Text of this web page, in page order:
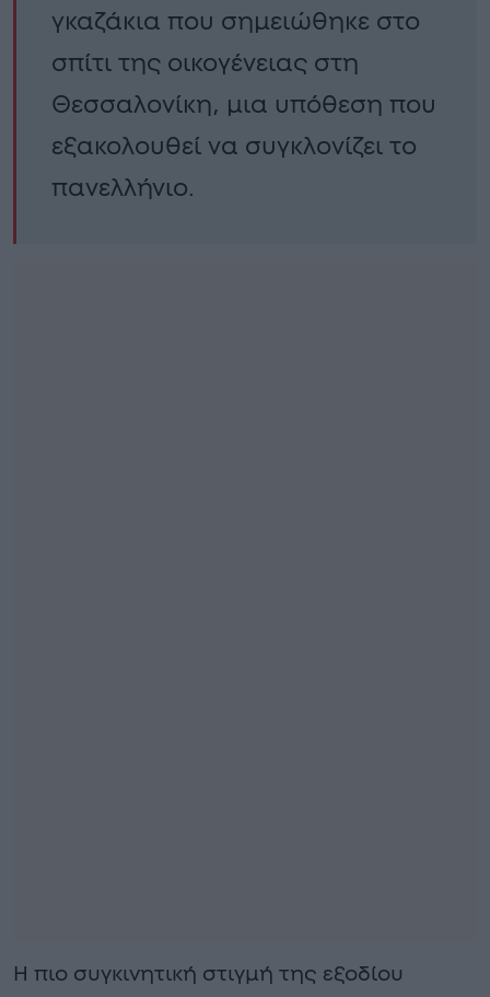
γκαζάκια που σημειώθηκε στο
σπίτι της οικογένειας στη
Θεσσαλονίκη, μια υπόθεση που
εξακολουθεί να συγκλονίζει το
πανελλήνιο.
Η πιο συγκινητική στιγμή της εξοδίου